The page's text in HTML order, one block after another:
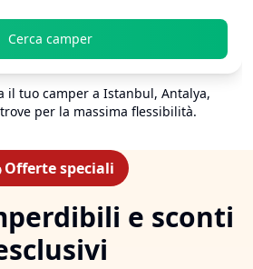
Cerca camper
il tuo camper a Istanbul, Antalya,
per la massima flessibilità.
Offerte speciali
e sconti